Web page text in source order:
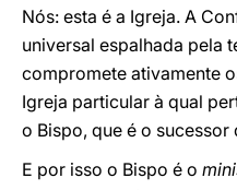
Nós: esta é a Igreja. A
universal espalhada pela
compromete ativamente
Igreja particular à qual
o Bispo, que é o
E por isso o Bispo é o